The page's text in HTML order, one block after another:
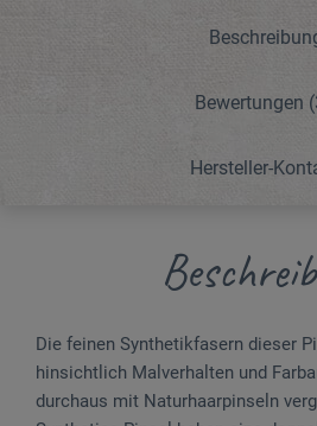
Bewertungen
Hersteller-
Die feinen Synthetikfasern dieser
hinsichtlich Malverhalten und
durchaus mit Naturhaarpinseln